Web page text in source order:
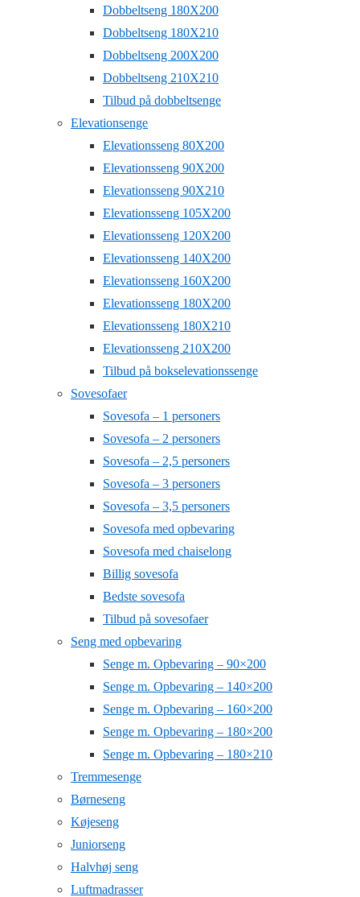
Dobbeltseng 180X200
Dobbeltseng 180X210
Dobbeltseng 200X200
Dobbeltseng 210X210
Tilbud på dobbeltsenge
Elevationsenge
Elevationsseng 80X200
Elevationsseng 90X200
Elevationsseng 90X210
Elevationsseng 105X200
Elevationsseng 120X200
Elevationsseng 140X200
Elevationsseng 160X200
Elevationsseng 180X200
Elevationsseng 180X210
Elevationsseng 210X200
Tilbud på bokselevationssenge
Sovesofaer
Sovesofa – 1 personers
Sovesofa – 2 personers
Sovesofa – 2,5 personers
Sovesofa – 3 personers
Sovesofa – 3,5 personers
Sovesofa med opbevaring
Sovesofa med chaiselong
Billig sovesofa
Bedste sovesofa
Tilbud på sovesofaer
Seng med opbevaring
Senge m. Opbevaring – 90×200
Senge m. Opbevaring – 140×200
Senge m. Opbevaring – 160×200
Senge m. Opbevaring – 180×200
Senge m. Opbevaring – 180×210
Tremmesenge
Børneseng
Køjeseng
Juniorseng
Halvhøj seng
Luftmadrasser